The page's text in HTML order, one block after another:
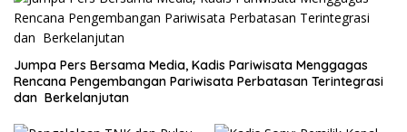
Jumpa Pers Bersama Media, Kadis Pariwisata Menggagas
Rencana Pengembangan Pariwisata Perbatasan Terintegrasi
dan Berkelanjutan